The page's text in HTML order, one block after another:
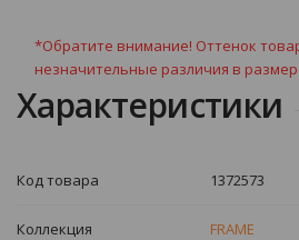
*Обратите внимание! Оттенок
незначительные различия в
Характеристики
Код товара 1372573
Коллекция FRAME